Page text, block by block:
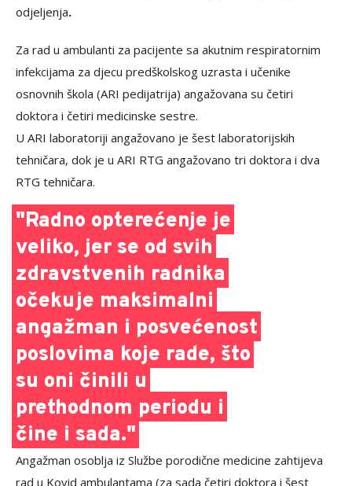
odjeljenja.
Za rad u ambulanti za pacijente sa akutnim respiratornim
infekcijama za djecu predškolskog uzrasta i učenike
osnovnih škola (ARI pedijatrija) angažovana su četiri
doktora i četiri medicinske sestre.
U ARI laboratoriji angažovano je šest laboratorijskih
tehničara, dok je u ARI RTG angažovano tri doktora i dva
RTG tehničara.
"Radno opterećenje je
veliko, jer se od svih
zdravstvenih radnika
očekuje maksimalni
angažman i posvećenost
poslovima koje rade, što
su oni činili u
prethodnom periodu i
čine i sada."
Angažman osoblja iz Službe porodične medicine zahtijeva
rad u Kovid ambulantama (za sada četiri doktora i šest